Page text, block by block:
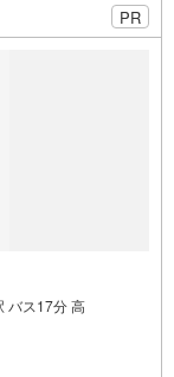
PR
バス17分 高